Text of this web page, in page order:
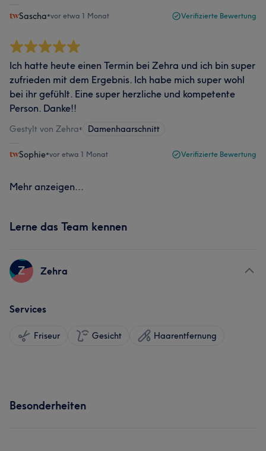
Sascha•vor etwa 1 Monat Verifizierte Bewertung
Ich hatte heute einen Termin bei Zehra und ich bin super
zufrieden mit dem Ergebnis. Ich habe mich super wohl
bei ihr gefühlt. Eine super herzliche und kompetente
Person. Danke!!
Gestylt von Zehra• Damenhaarschnitt
Sophie•vor etwa 1 Monat Verifizierte Bewertung
Mehr anzeigen...
Lerne das Team kennen
Z Zehra
Services
Friseur Gesicht Haarentfernung
Besonderheiten